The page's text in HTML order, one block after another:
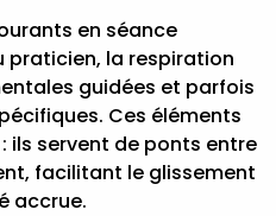
en séance
praticien, la respiration
guidées et parfois
Ces éléments
ils servent de ponts entre
facilitant le glissement
accrue.